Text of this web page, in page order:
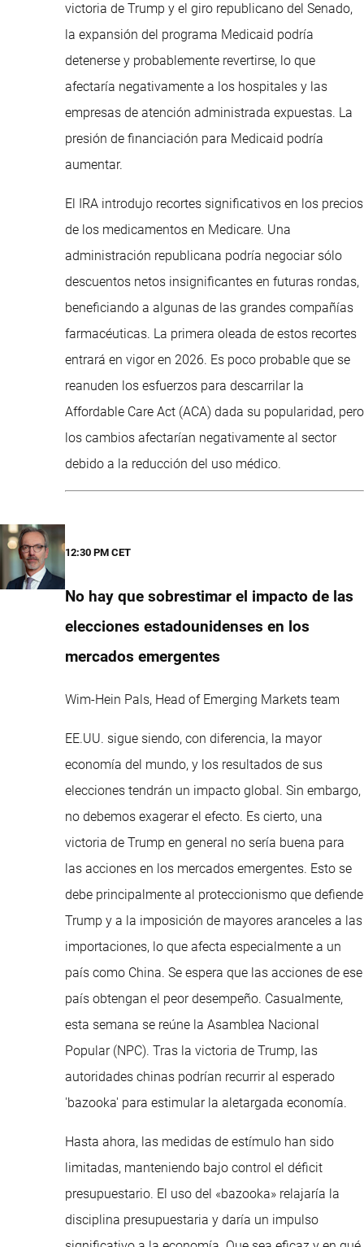
victoria de Trump y el giro republicano del Senado,
la expansión del programa Medicaid podría
detenerse y probablemente revertirse, lo que
afectaría negativamente a los hospitales y las
empresas de atención administrada expuestas. La
presión de financiación para Medicaid podría
aumentar.
El IRA introdujo recortes significativos en los precios
de los medicamentos en Medicare. Una
administración republicana podría negociar sólo
descuentos netos insignificantes en futuras rondas,
beneficiando a algunas de las grandes compañías
farmacéuticas. La primera oleada de estos recortes
entrará en vigor en 2026. Es poco probable que se
reanuden los esfuerzos para descarrilar la
Affordable Care Act (ACA) dada su popularidad, pero
los cambios afectarían negativamente al sector
debido a la reducción del uso médico.
12:30 PM CET
No hay que sobrestimar el impacto de las
elecciones estadounidenses en los
mercados emergentes
Wim-Hein Pals, Head of Emerging Markets team
EE.UU. sigue siendo, con diferencia, la mayor
economía del mundo, y los resultados de sus
elecciones tendrán un impacto global. Sin embargo,
no debemos exagerar el efecto. Es cierto, una
victoria de Trump en general no sería buena para
las acciones en los mercados emergentes. Esto se
debe principalmente al proteccionismo que defiende
Trump y a la imposición de mayores aranceles a las
importaciones, lo que afecta especialmente a un
país como China. Se espera que las acciones de ese
país obtengan el peor desempeño. Casualmente,
esta semana se reúne la Asamblea Nacional
Popular (NPC). Tras la victoria de Trump, las
autoridades chinas podrían recurrir al esperado
'bazooka' para estimular la aletargada economía.
Hasta ahora, las medidas de estímulo han sido
limitadas, manteniendo bajo control el déficit
presupuestario. El uso del «bazooka» relajaría la
disciplina presupuestaria y daría un impulso